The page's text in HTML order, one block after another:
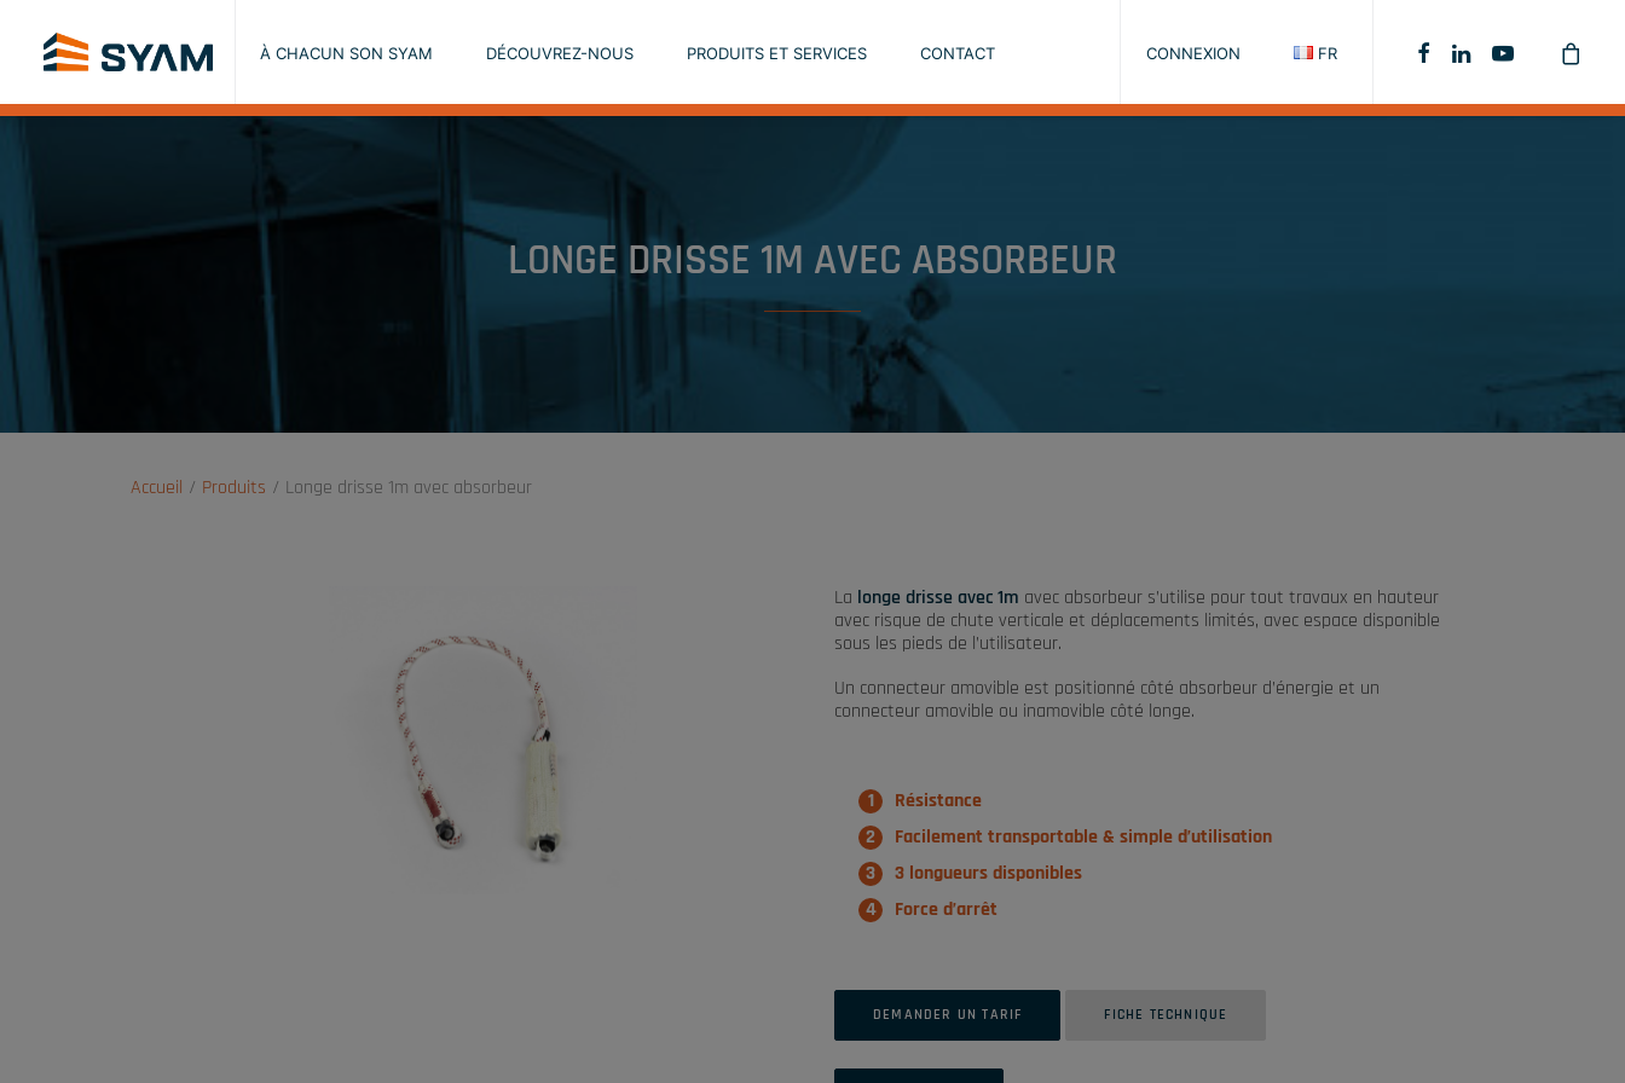
À CHACUN SON SYAM DÉCOUVREZ-NOUS PRODUITS ET SERVICES CONTACT CONNEXION FR
LONGE DRISSE 1M AVEC ABSORBEUR
Accueil Produits Longe drisse 1m avec absorbeur
La longe drisse avec 1m avec absorbeur s’utilise pour tout travaux en hauteur
avec risque de chute verticale et déplacements limités, avec espace disponible
sous les pieds de l’utilisateur.
Un connecteur amovible est positionné côté absorbeur d’énergie et un
connecteur amovible ou inamovible côté longe.
Résistance
Facilement transportable & simple d’utilisation
3 longueurs disponibles
Force d’arrêt
DEMANDER UN TARIF FICHE TECHNIQUE